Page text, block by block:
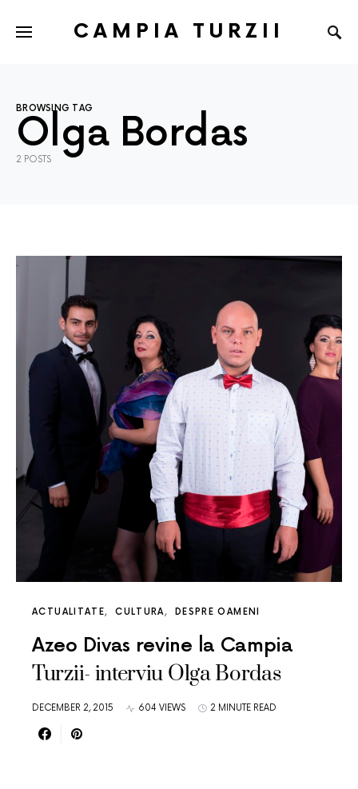
CAMPIA TURZII
BROWSING TAG
Olga Bordas
2 POSTS
ACTUALITATE CULTURA DESPRE OAMENI
Azeo Divas revine la Campia
Turzii- interviu Olga Bordas
DECEMBER 2, 2015 604 VIEWS 2 MINUTE READ